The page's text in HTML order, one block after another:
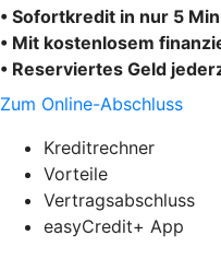
• Sofortkredit in nur 5
• Mit kostenlosem
• Reserviertes Geld
Zum Online-Abschluss
Kreditrechner
Vorteile
Vertragsabschluss
easyCredit+ App